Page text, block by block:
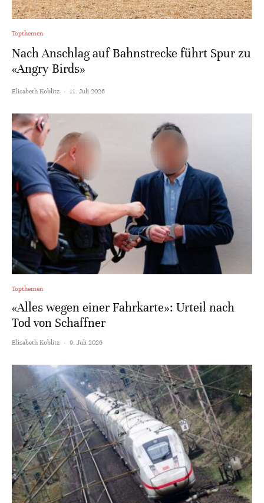
Topthemen
Nach Anschlag auf Bahnstrecke führt Spur zu
«Angry Birds»
Elisabeth Koblitz · 11. Juli 2026
Topthemen
«Alles wegen einer Fahrkarte»: Urteil nach
Tod von Schaffner
Elisabeth Koblitz · 9. Juli 2026